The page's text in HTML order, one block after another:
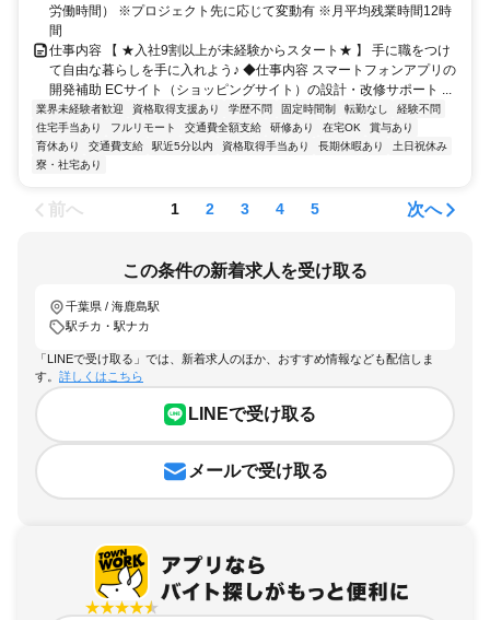
労働時間） ※プロジェクト先に応じて変動有 ※月平均残業時間12時
間
仕事内容 【 ★入社9割以上が未経験からスタート★ 】 手に職をつけ
て自由な暮らしを手に入れよう♪ ◆仕事内容 スマートフォンアプリの
開発補助 ECサイト（ショッピングサイト）の設計・改修サポート ...
業界未経験者歓迎 資格取得支援あり 学歴不問 固定時間制 転勤なし
経験不問
住宅手当あり
フルリモート 交通費全額支給 研修あり 在宅OK
賞与あり
育休あり
交通費支給 駅近5分以内 資格取得手当あり 長期休暇あり
土日祝休み
寮・社宅あり
前へ 1 2 3 4 5 次へ
この条件の新着求人を受け取る
千葉県 / 海鹿島駅
駅チカ・駅ナカ
「LINEで受け取る」では、新着求人のほか、おすすめ情報なども配信しま
す。 詳しくはこちら
LINEで受け取る
メールで受け取る